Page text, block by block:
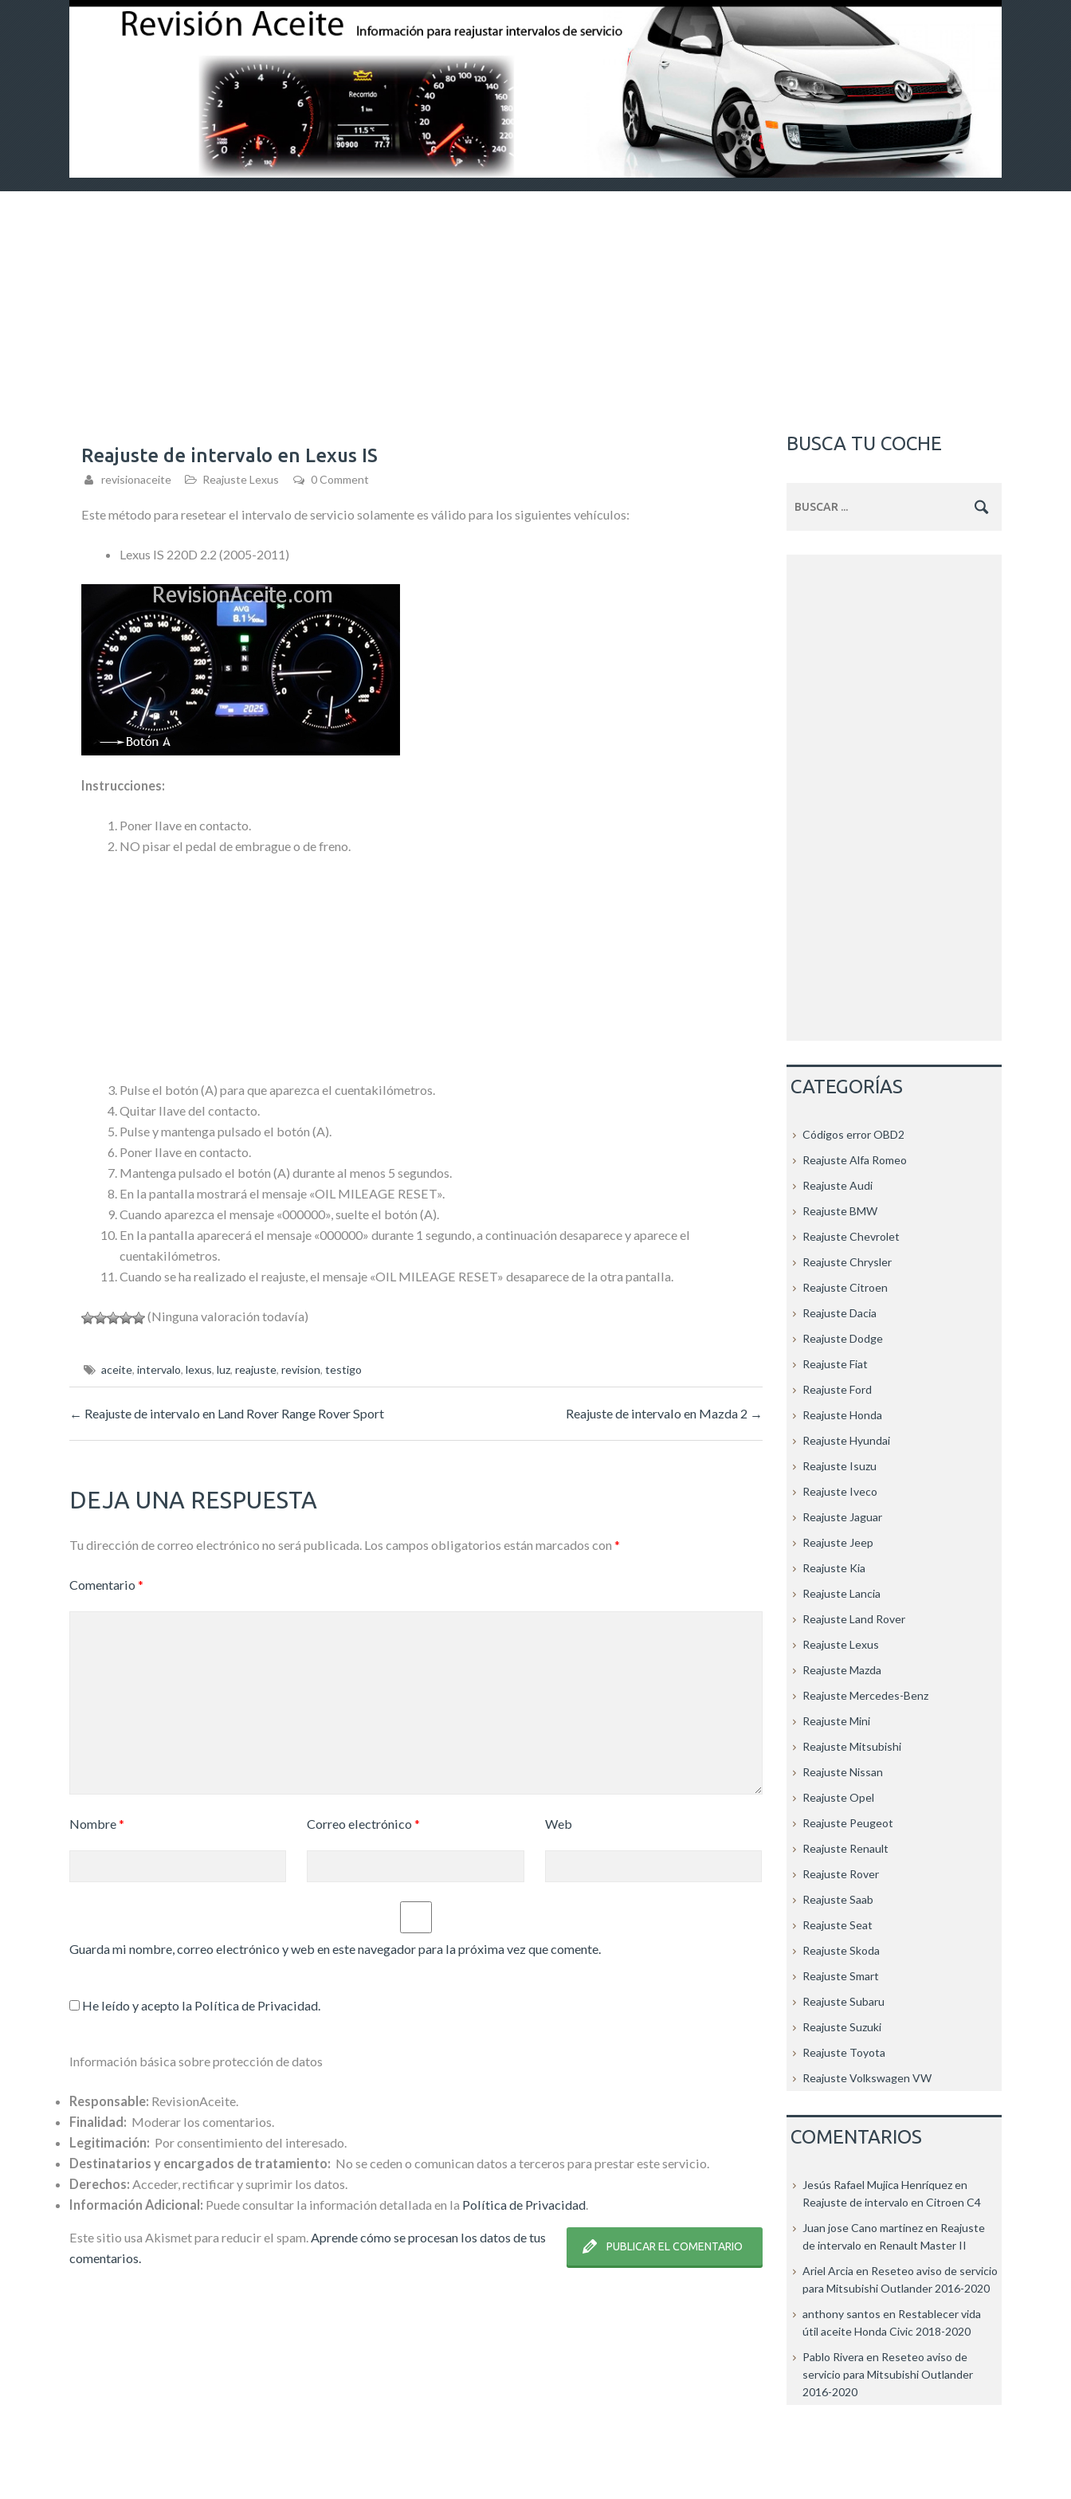
Reajuste de intervalo en Lexus IS
revisionaceite Reajuste Lexus 0 Comment
Este método para resetear el intervalo de servicio solamente es válido para los siguientes vehículos:
Lexus IS 220D 2.2 (2005-2011)
Instrucciones:
Poner llave en contacto.
NO pisar el pedal de embrague o de freno.
Pulse el botón (A) para que aparezca el cuentakilómetros.
Quitar llave del contacto.
Pulse y mantenga pulsado el botón (A).
Poner llave en contacto.
Mantenga pulsado el botón (A) durante al menos 5 segundos.
En la pantalla mostrará el mensaje «OIL MILEAGE RESET».
Cuando aparezca el mensaje «000000», suelte el botón (A).
En la pantalla aparecerá el mensaje «000000» durante 1 segundo, a continuación desaparece y aparece el
cuentakilómetros.
Cuando se ha realizado el reajuste, el mensaje «OIL MILEAGE RESET» desaparece de la otra pantalla.
(Ninguna valoración todavía)
aceite, intervalo, lexus, luz, reajuste, revision, testigo
← Reajuste de intervalo en Land Rover Range Rover Sport Reajuste de intervalo en Mazda 2 →
DEJA UNA RESPUESTA
Tu dirección de correo electrónico no será publicada. Los campos obligatorios están marcados con *
Comentario *
Nombre* Correo electrónico* Web
Guarda mi nombre, correo electrónico y web en este navegador para la próxima vez que comente.
He leído y acepto la Política de Privacidad
Información básica sobre protección de datos
Responsable: RevisionAceite.
Finalidad: Moderar los comentarios.
Legitimación: Por consentimiento del interesado.
Destinatarios y encargados de tratamiento: No se ceden o comunican datos a terceros para prestar este servicio.
Derechos: Acceder, rectificar y suprimir los datos.
Información Adicional: Puede consultar la información detallada en la Política de Privacidad.
Este sitio usa Akismet para reducir el spam.Aprende cómo se procesan los datos de tus
comentarios.
BUSCA TU COCHE
CATEGORÍAS
Códigos error OBD2
Reajuste Alfa Romeo
Reajuste Audi
Reajuste BMW
Reajuste Chevrolet
Reajuste Chrysler
Reajuste Citroen
Reajuste Dacia
Reajuste Dodge
Reajuste Fiat
Reajuste Ford
Reajuste Honda
Reajuste Hyundai
Reajuste Isuzu
Reajuste Iveco
Reajuste Jaguar
Reajuste Jeep
Reajuste Kia
Reajuste Lancia
Reajuste Land Rover
Reajuste Lexus
Reajuste Mazda
Reajuste Mercedes-Benz
Reajuste Mini
Reajuste Mitsubishi
Reajuste Nissan
Reajuste Opel
Reajuste Peugeot
Reajuste Renault
Reajuste Rover
Reajuste Saab
Reajuste Seat
Reajuste Skoda
Reajuste Smart
Reajuste Subaru
Reajuste Suzuki
Reajuste Toyota
Reajuste Volkswagen VW
COMENTARIOS
Jesús Rafael Mujica Henríquezen
Reajuste de intervalo en Citroen C4
Juan jose Cano martinezen Reajuste
de intervalo en Renault Master II
Ariel Arcia en Reseteo aviso de servicio
para Mitsubishi Outlander 2016-2020
anthony santos en Restablecer vida
útil aceite Honda Civic 2018-2020
Pablo Rivera en Reseteo aviso de
servicio para Mitsubishi Outlander
2016-2020